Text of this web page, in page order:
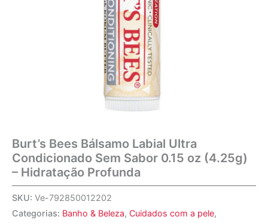
Burt’s Bees Bálsamo Labial Ultra
Condicionado Sem Sabor 0.15 oz (4.25g)
– Hidratação Profunda
SKU: Ve-792850012202
Categorias: Banho & Beleza, Cuidados com a pele,